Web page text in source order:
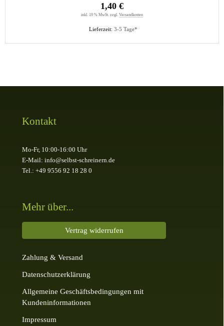
Lieferzeit: 3-5 Tage*
1,40 €
inkl. 19 % MwSt. zzgl. Versandkosten
Kontakt
Mo-Fr, 10:00-16:00 Uhr
E-Mail: info@selbst-schreinern.de
Tel.: +49 9556 92 18 28 0
Mehr über...
Vertrag widerrufen
Zahlung & Versand
Datenschutzerklärung
Allgemeine Geschäftsbedingungen mit
Kundeninformationen
Impressum